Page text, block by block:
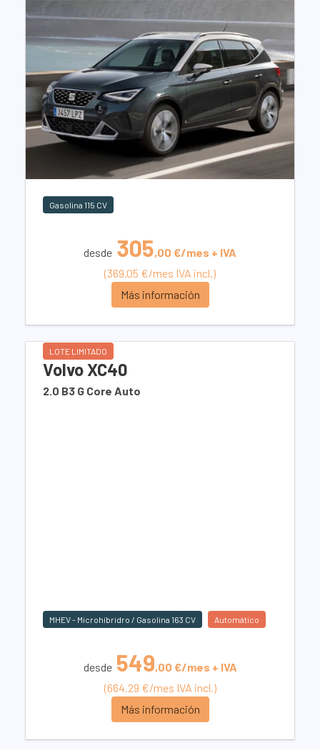
Gasolina 115 CV
desde 305,00 €/mes + IVA
(369.05 €/mes IVA incl.)
Más información
LOTE LIMITADO
Volvo XC40
2.0 B3 G Core Auto
MHEV - Microhíbridro / Gasolina 163 CV Automático
desde 549,00 €/mes + IVA
(664.29 €/mes IVA incl.)
Más información